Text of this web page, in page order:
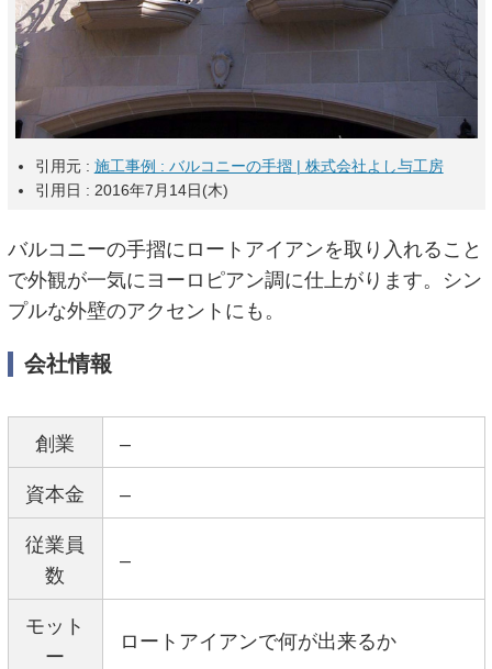
引用元 : 施工事例 : バルコニーの手摺 | 株式会社よし与工房
引用日 : 2016年7月14日(木)
バルコニーの手摺にロートアイアンを取り入れること
で外観が一気にヨーロピアン調に仕上がります。シン
プルな外壁のアクセントにも。
会社情報
創業 –
資本金 –
従業員
数
–
モット
ー
ロートアイアンで何が出来るか